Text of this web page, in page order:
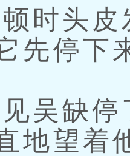
时头皮
先停下
吴缺停
地望着